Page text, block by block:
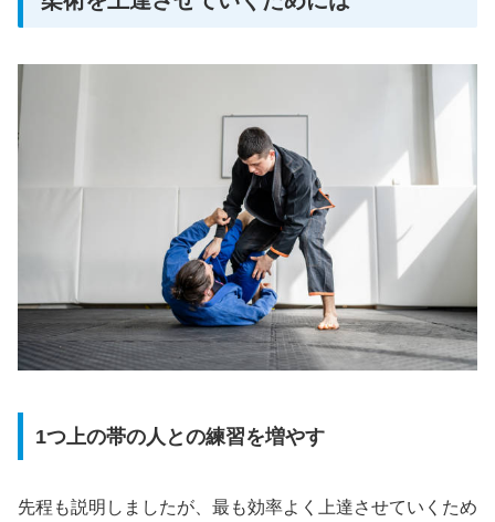
1つ上の帯の人との練習を増やす
先程も説明しましたが、最も効率よく上達させていくため